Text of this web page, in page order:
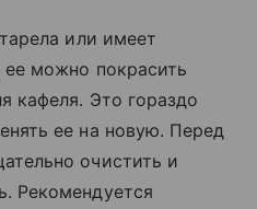
или имеет
ее можно покрасить
кафеля. Это гораздо
ее на новую. Перед
очистить и
Рекомендуется